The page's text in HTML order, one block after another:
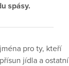
spásy.
pro ty, kteří
jídla a ostatní